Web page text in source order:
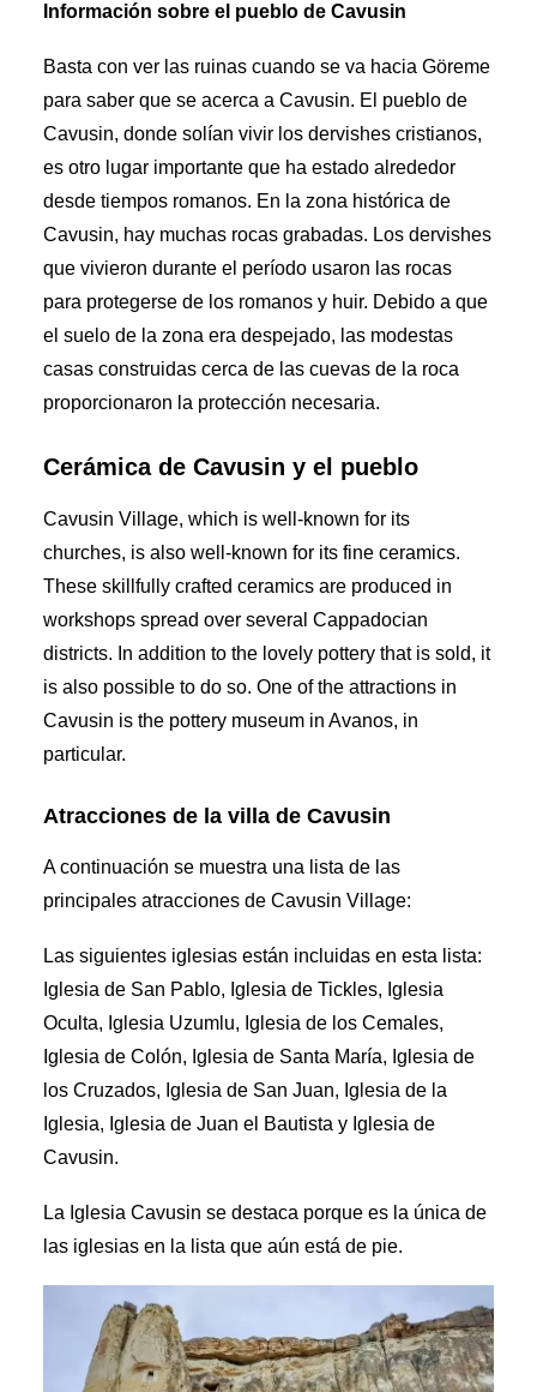
Información sobre el pueblo de Cavusin
Basta con ver las ruinas cuando se va hacia Göreme
para saber que se acerca a Cavusin. El pueblo de
Cavusin, donde solían vivir los dervishes cristianos,
es otro lugar importante que ha estado alrededor
desde tiempos romanos. En la zona histórica de
Cavusin, hay muchas rocas grabadas. Los dervishes
que vivieron durante el período usaron las rocas
para protegerse de los romanos y huir. Debido a que
el suelo de la zona era despejado, las modestas
casas construidas cerca de las cuevas de la roca
proporcionaron la protección necesaria.
Cerámica de Cavusin y el pueblo
Cavusin Village, which is well-known for its
churches, is also well-known for its fine ceramics.
These skillfully crafted ceramics are produced in
workshops spread over several Cappadocian
districts. In addition to the lovely pottery that is sold, it
is also possible to do so. One of the attractions in
Cavusin is the pottery museum in Avanos, in
particular.
Atracciones de la villa de Cavusin
A continuación se muestra una lista de las
principales atracciones de Cavusin Village:
Las siguientes iglesias están incluidas en esta lista:
Iglesia de San Pablo, Iglesia de Tickles, Iglesia
Oculta, Iglesia Uzumlu, Iglesia de los Cemales,
Iglesia de Colón, Iglesia de Santa María, Iglesia de
los Cruzados, Iglesia de San Juan, Iglesia de la
Iglesia, Iglesia de Juan el Bautista y Iglesia de
Cavusin.
La Iglesia Cavusin se destaca porque es la única de
las iglesias en la lista que aún está de pie.